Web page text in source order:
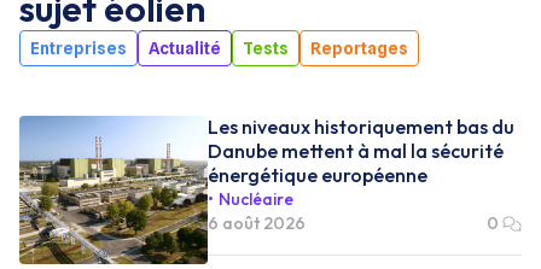
Entreprises Actualité Tests Reportages
Les niveaux historiquement bas du
Danube mettent à mal la sécurité
énergétique européenne
Nucléaire
6 août 2026
0